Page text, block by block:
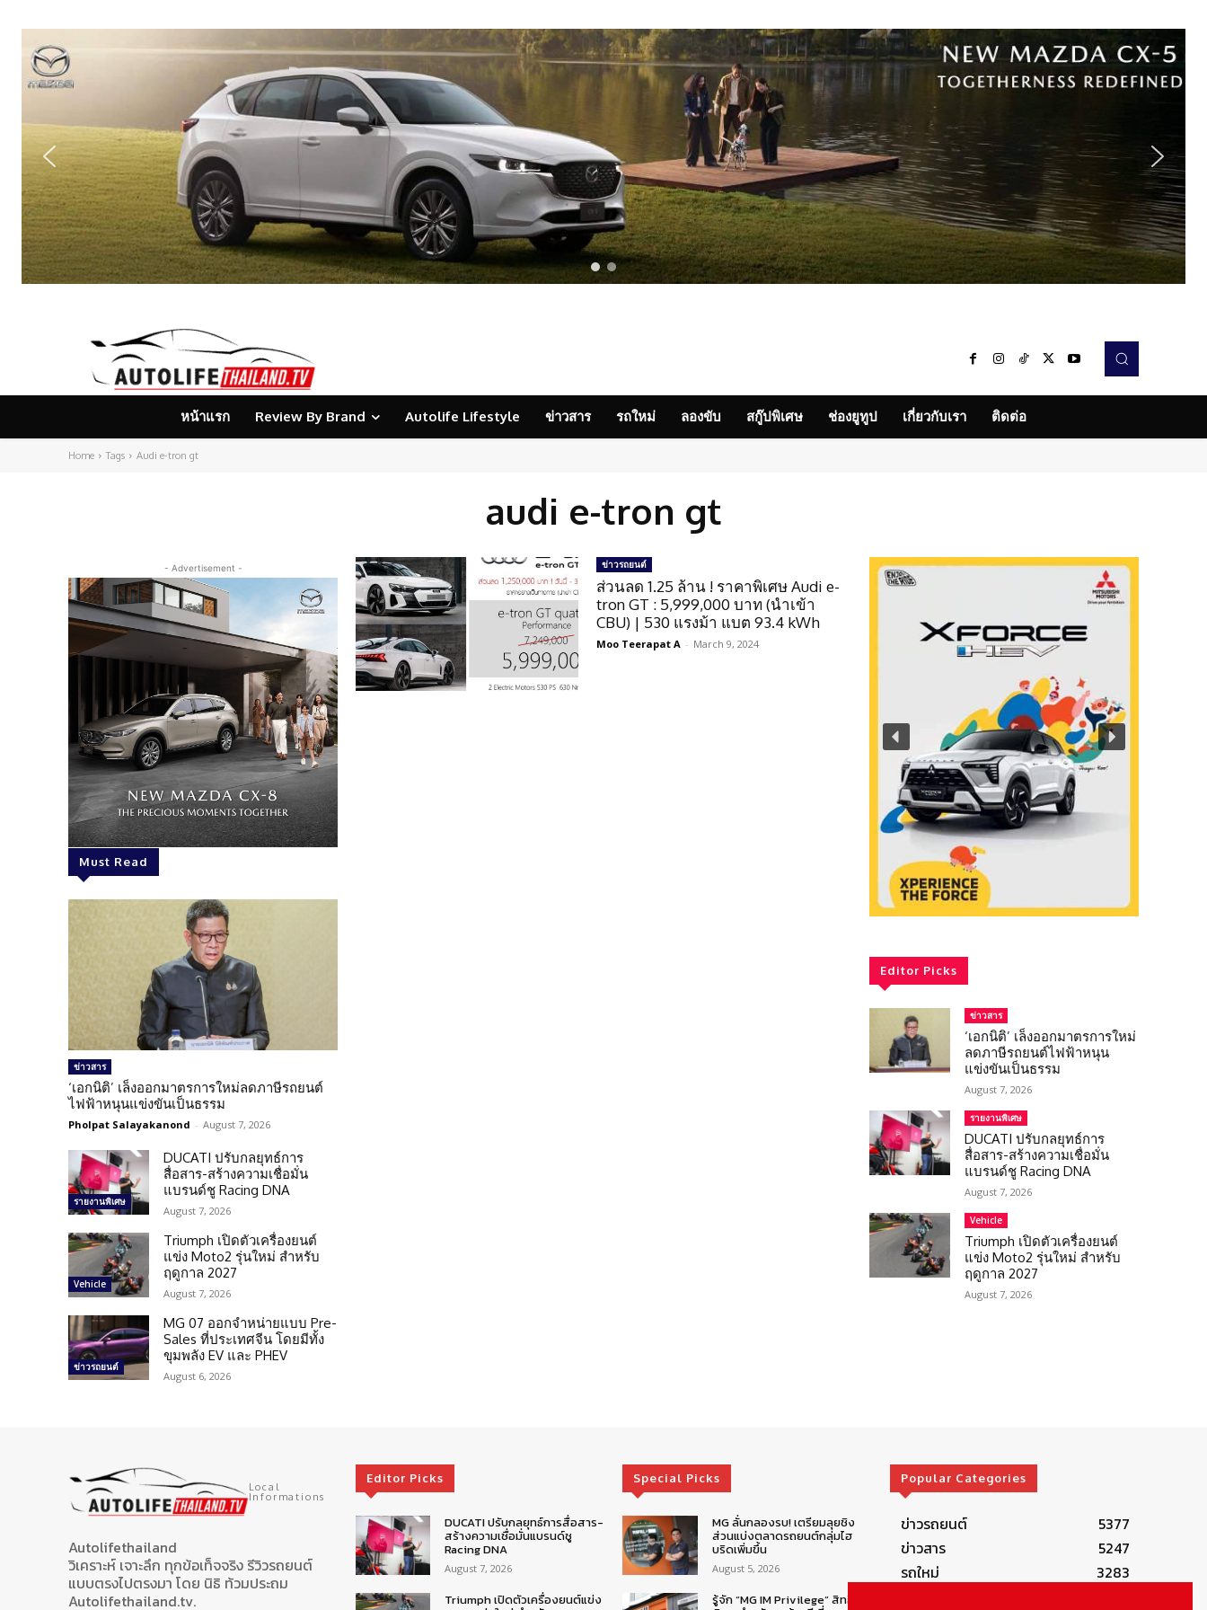
หน้าแรก Review By Brand Autolife Lifestyle ข่าวสาร รถใหม่ ลองขับ สกู๊ปพิเศษ ช่องยูทูป เกี่ยวกับเรา ติดต่อ
Home Tags Audi e-tron gt
audi e-tron gt
- Advertisement -
Must Read
ข่าวสาร
‘เอกนิติ’ เล็งออกมาตรการใหม่ลดภาษีรถยนต์
ไฟฟ้าหนุนแข่งขันเป็นธรรม
Pholpat Salayakanond - August 7, 2026
รายงานพิเศษ
DUCATI ปรับกลยุทธ์การ
สื่อสาร-สร้างความเชื่อมั่น
แบรนด์ชู Racing DNA
August 7, 2026
Vehicle
Triumph เปิดตัวเครื่องยนต์
แข่ง Moto2 รุ่นใหม่ สำหรับ
ฤดูกาล 2027
August 7, 2026
ข่าวรถยนต์
MG 07 ออกจำหน่ายแบบ Pre-
Sales ที่ประเทศจีน โดยมีทั้ง
ขุมพลัง EV และ PHEV
August 6, 2026
ข่าวรถยนต์
ส่วนลด 1.25 ล้าน ! ราคาพิเศษ Audi e-
tron GT : 5,999,000 บาท (นำเข้า
CBU) | 530 แรงม้า แบต 93.4 kWh
Moo Teerapat A - March 9, 2024
Editor Picks
ข่าวสาร
‘เอกนิติ’ เล็งออกมาตรการใหม่
ลดภาษีรถยนต์ไฟฟ้าหนุน
แข่งขันเป็นธรรม
August 7, 2026
รายงานพิเศษ
DUCATI ปรับกลยุทธ์การ
สื่อสาร-สร้างความเชื่อมั่น
แบรนด์ชู Racing DNA
August 7, 2026
Vehicle
Triumph เปิดตัวเครื่องยนต์
แข่ง Moto2 รุ่นใหม่ สำหรับ
ฤดูกาล 2027
August 7, 2026
Local
Informations
Autolifethailand
วิเคราะห์ เจาะลึก ทุกข้อเท็จจริง รีวิวรถยนต์
แบบตรงไปตรงมา โดย นิธิ ท้วมประถม
Autolifethailand.tv.
Editor Picks
DUCATI ปรับกลยุทธ์การสื่อสาร-
สร้างความเชื่อมั่นแบรนด์ชู
Racing DNA
August 7, 2026
Triumph เปิดตัวเครื่องยนต์แข่ง
Special Picks
MG ลั่นกลองรบ! เตรียมลุยชิง
ส่วนแบ่งตลาดรถยนต์กลุ่มไฮ
บริดเพิ่มขึ้น
August 5, 2026
รู้จัก “MG IM Privilege” สิทธิ
Popular Categories
ข่าวรถยนต์
5377
ข่าวสาร
5247
รถใหม่
3283